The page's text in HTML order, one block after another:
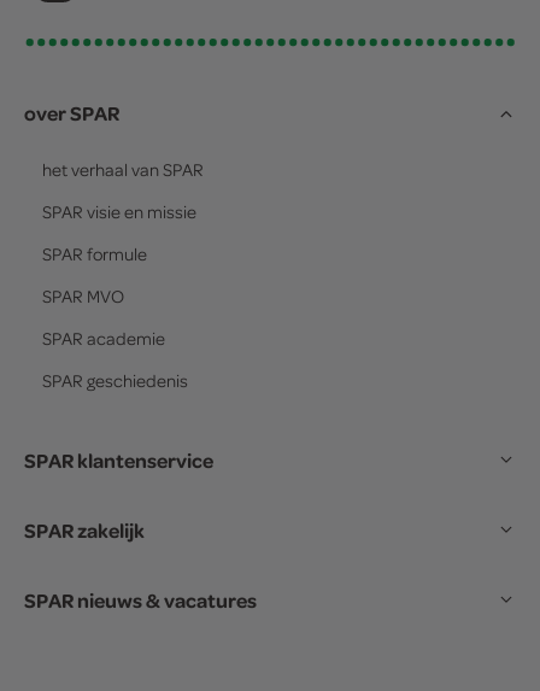
over SPAR
het verhaal van SPAR
SPAR visie en missie
SPAR formule
SPAR MVO
SPAR academie
SPAR geschiedenis
SPAR klantenservice
SPAR zakelijk
SPAR nieuws & vacatures